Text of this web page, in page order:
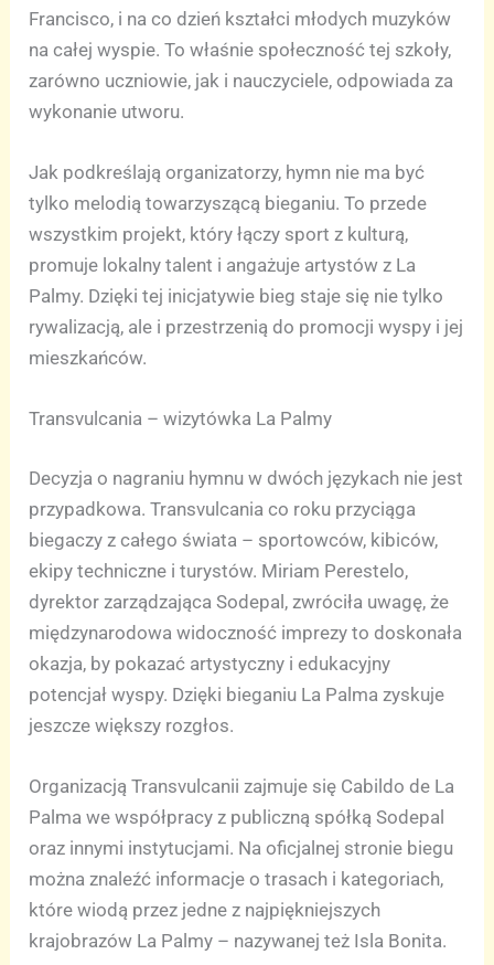
Francisco, i na co dzień kształci młodych muzyków
na całej wyspie. To właśnie społeczność tej szkoły,
zarówno uczniowie, jak i nauczyciele, odpowiada za
wykonanie utworu.
Jak podkreślają organizatorzy, hymn nie ma być
tylko melodią towarzyszącą bieganiu. To przede
wszystkim projekt, który łączy sport z kulturą,
promuje lokalny talent i angażuje artystów z La
Palmy. Dzięki tej inicjatywie bieg staje się nie tylko
rywalizacją, ale i przestrzenią do promocji wyspy i jej
mieszkańców.
Transvulcania – wizytówka La Palmy
Decyzja o nagraniu hymnu w dwóch językach nie jest
przypadkowa. Transvulcania co roku przyciąga
biegaczy z całego świata – sportowców, kibiców,
ekipy techniczne i turystów. Miriam Perestelo,
dyrektor zarządzająca Sodepal, zwróciła uwagę, że
międzynarodowa widoczność imprezy to doskonała
okazja, by pokazać artystyczny i edukacyjny
potencjał wyspy. Dzięki bieganiu La Palma zyskuje
jeszcze większy rozgłos.
Organizacją Transvulcanii zajmuje się Cabildo de La
Palma we współpracy z publiczną spółką Sodepal
oraz innymi instytucjami. Na oficjalnej stronie biegu
można znaleźć informacje o trasach i kategoriach,
które wiodą przez jedne z najpiękniejszych
krajobrazów La Palmy – nazywanej też Isla Bonita.